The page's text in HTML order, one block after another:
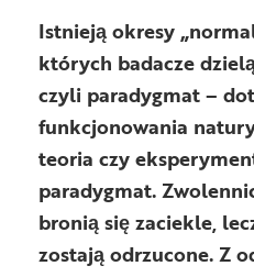
Istnieją okresy
których badacze
czyli paradygmat –
funkcjonowania
teoria czy
paradygmat.
bronią się zaciekle,
zostają odrzucone. Z